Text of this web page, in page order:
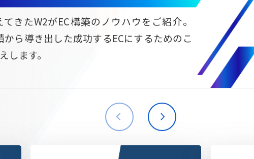
BtoB向けECサイト構築
W2Commerce
海外進出・現地ECサイト構築
buddy
きたW2がEC構築のノウハウをご紹介。
から導き出した成功するECにするためのこ
します。